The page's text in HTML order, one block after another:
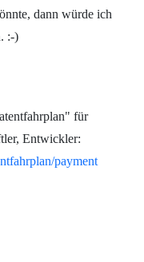
dann würde ich
:-)
für
Entwickler:
payment